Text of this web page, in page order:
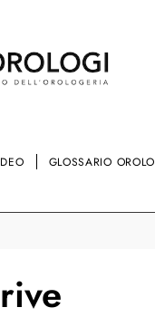
GLOSSARIO